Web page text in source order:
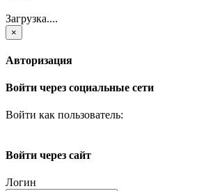
Загрузка....
×
Авторизация
Войти через социальные сети
Войти как пользователь:
Войти через сайт
Логин